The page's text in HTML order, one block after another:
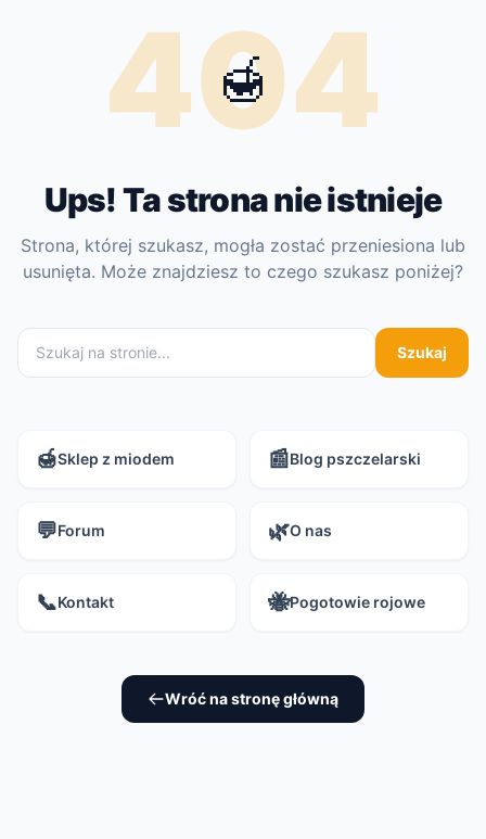
404
🍯
Ups! Ta strona nie istnieje
Strona, której szukasz, mogła zostać przeniesiona lub
usunięta. Może znajdziesz to czego szukasz poniżej?
Szukaj
🍯Sklep z miodem 📰Blog pszczelarski
💬Forum 🌿O nas
📞Kontakt 🐝Pogotowie rojowe
Wróć na stronę główną